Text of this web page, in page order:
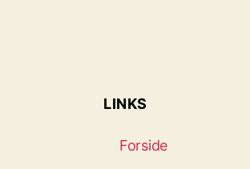
LINKS
Forside